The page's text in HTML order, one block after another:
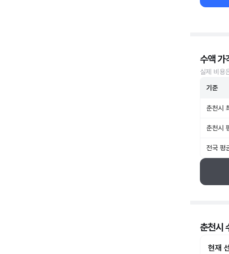
수액 가
실제 비용
기준
춘천시
춘천시
전국 평
춘천시
현재